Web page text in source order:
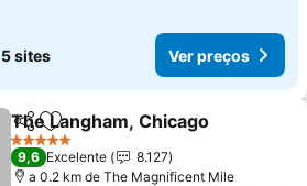
5 sites Ver preços
PartilharAdicionar aos favoritos
The Langham, Chicago
5 Estrelas
9,6 Excelente
8.127
a 0.2 km de The Magnificent Mile